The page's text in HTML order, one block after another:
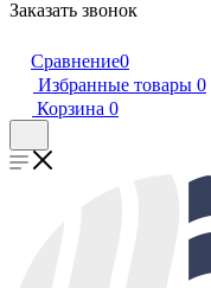
Заказать звонок
Сравнение0
Избранные товары 0
Корзина 0